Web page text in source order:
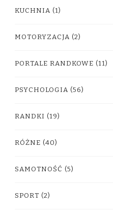
KUCHNIA (1)
MOTORYZACJA (2)
PORTALE RANDKOWE (11)
PSYCHOLOGIA (56)
RANDKI (19)
RÓŻNE (40)
SAMOTNOŚĆ (5)
SPORT (2)